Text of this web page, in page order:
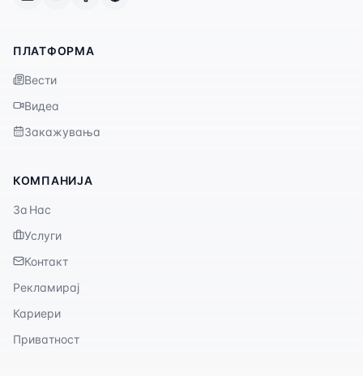
ПЛАТФОРМА
Вести
Видеа
Закажувања
КОМПАНИЈА
За Нас
Услуги
Контакт
Рекламирај
Кариери
Приватност